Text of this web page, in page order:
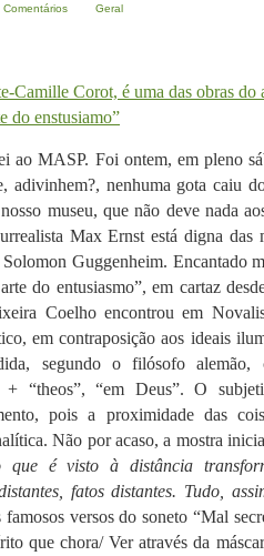
Comentários Geral
Camille Corot, é uma das obras
do enstusiamo”
ao MASP. Foi ontem, em pleno
adivinhem?, nenhuma gota caiu
museu, que não deve nada
Max Ernst está digna das
Guggenheim. Encantado
do entusiasmo”, em cartaz
Coelho encontrou em
em contraposição aos ideais
segundo o filósofo alemão,
+ “theos”, “em Deus”. O
pois a proximidade das
Não por acaso, a mostra
que é visto à distância
fatos distantes. Tudo,
versos do soneto “Mal
que chora/ Ver através da